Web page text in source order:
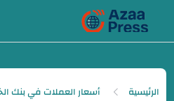
الرئيسية
أسعار العملات في بنك